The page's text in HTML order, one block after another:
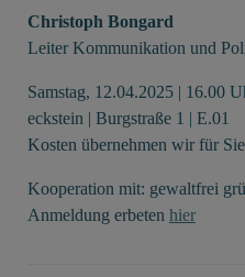
Christoph Bongard
Leiter Kommunikation und
Samstag, 12.04.2025 | 16.00
eckstein | Burgstraße 1 | E.01
Kosten übernehmen wir für
Kooperation mit: gewaltfrei
Anmeldung erbeten hier